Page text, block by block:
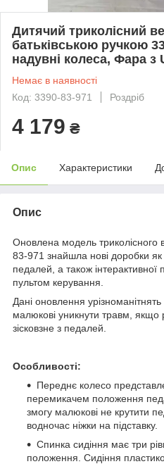
Дитячий триколісний
батьківською ручкою
надувні колеса, Фара з
Немає в наявності
Код: 3390-83-971
Роздріб
4 179 ₴
Опис Характеристики
Опис
Оновлена модель
83-971 знайшла нові доробки
педалей, а також інтерактивної
пультом керування.
Дані оновлення
малюкові уникнути травм, якщо
зісковзне з педалей.
Особливості:
Переднє колесо
перемикачем положення
змогу малюкові не крутити
водночас ніжки на підставку.
Спинка сидіння має три
положення. Сидіння